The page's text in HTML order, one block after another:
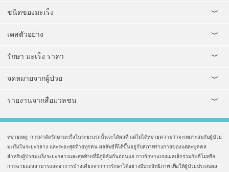
ชนิดของมะเร็ง
เคสตัวอย่าง
รักษา มะเร็ง ราคา
จดหมายจากผู้ป่วย
รายงานจากสื่อมวลชน
หมายเหตุ: การผ่าตัดรักษามะเร็งในระยะแรกนั้นจะได้ผลดี แต่ไม่ได้หมายความว่าจะเหมาะสมกับผู้ป่วย
มะเร็งในระยะกลาง และระยะสุดท้ายทุกคน ผลลัพธ์ที่ได้ขึ้นอยู่กับสภาพร่างกายของแต่ละบุคคล
สำหรับผู้ป่วยมะเร็งระยะกลางและสุดท้ายที่มีภูมิคุ้มกันอ่อนแอ การรักษาแบบแผลเล็กร่วมกับคีโมหรือ
การฉายแสงสามารถลดอาการข้างเคียงจากการรักษาได้อย่างมีประสิทธิภาพ เพื่อให้ผู้ป่วยประสบผล